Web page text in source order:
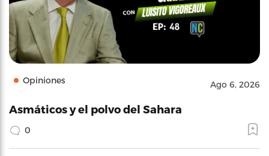
Opiniones Ago 6, 2026
Asmáticos y el polvo del Sahara
0